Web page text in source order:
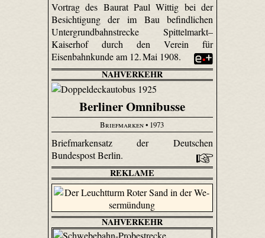
Vortrag des Baurat Paul Wittig bei der
Besichtigung der im Bau befindlichen
Untergrundbahnstrecke Spittelmarkt–
Kaiserhof durch den Verein für
Eisenbahnkunde am 12. Mai 1908.
NAHVERKEHR
Berliner Omnibusse
Briefmarken• 1973
Briefmarkensatz der Deutschen
Bundespost Berlin.
REKLAME
NAHVERKEHR